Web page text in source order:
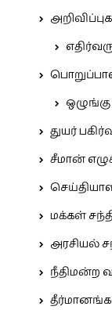
துயர்
சீமான்
மக்கள்
அரசியல்
நீதிமன்ற